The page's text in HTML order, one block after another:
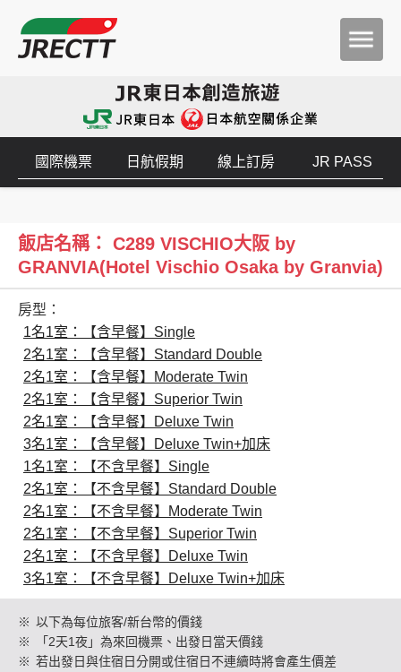
創造旅遊
國際機票 日航假期 線上訂房 JR PASS
飯店名稱： C289 VISCHIO大阪 by
GRANVIA(Hotel Vischio Osaka by Granvia)
房型：
1名1室：【含早餐】Single
2名1室：【含早餐】Standard Double
2名1室：【含早餐】Moderate Twin
2名1室：【含早餐】Superior Twin
2名1室：【含早餐】Deluxe Twin
3名1室：【含早餐】Deluxe Twin+加床
1名1室：【不含早餐】Single
2名1室：【不含早餐】Standard Double
2名1室：【不含早餐】Moderate Twin
2名1室：【不含早餐】Superior Twin
2名1室：【不含早餐】Deluxe Twin
3名1室：【不含早餐】Deluxe Twin+加床
※ 以下為每位旅客/新台幣的價錢
※
「2天1夜」為來回機票、出發日當天價錢
※ 若出發日與住宿日分開或住宿日不連續時將會產生價差